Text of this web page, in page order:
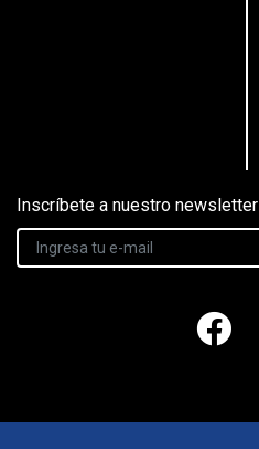
Inscríbete a nuestro newsletter